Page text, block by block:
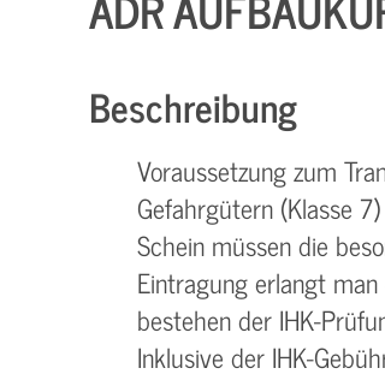
Beschreibung
Voraussetzung zum
Gefahrgütern (Klasse
Schein müssen die
Eintragung erlangt
bestehen der IHK-
Inklusive der IHK-